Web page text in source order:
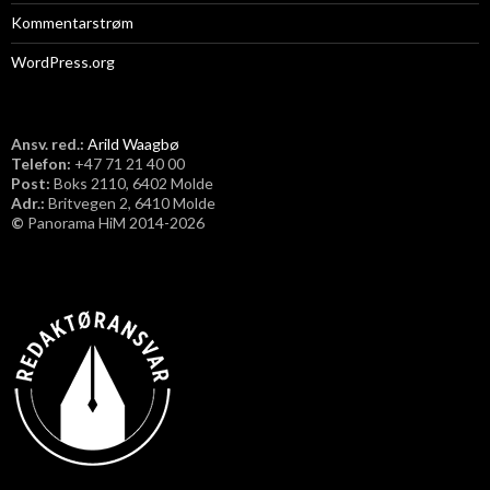
Kommentarstrøm
WordPress.org
Ansv. red.: Arild Waagbø
Telefon: ​+47 71 21 40 00
Post: Boks 2110, 6402 Molde
Adr.: Britvegen 2, 6410 Molde
© Panorama HiM 2014-2026